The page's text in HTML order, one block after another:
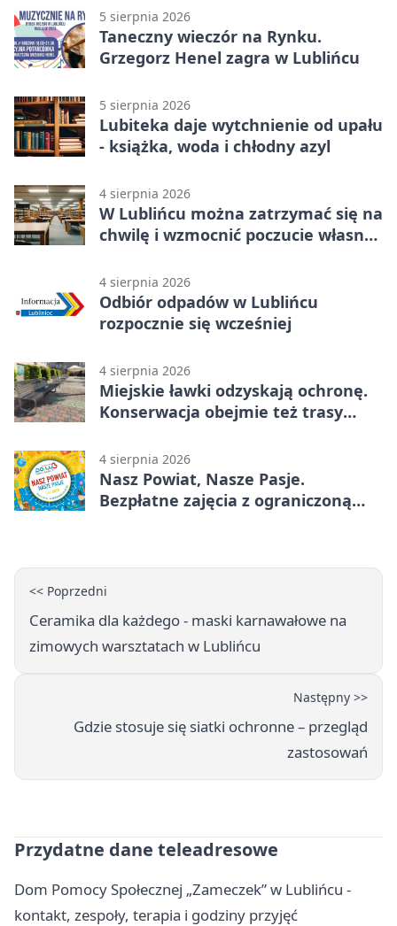
5 sierpnia 2026
Taneczny wieczór na Rynku.
Grzegorz Henel zagra w Lublińcu
5 sierpnia 2026
Lubiteka daje wytchnienie od upału
- książka, woda i chłodny azyl
4 sierpnia 2026
W Lublińcu można zatrzymać się na
chwilę i wzmocnić poczucie własnej
4 sierpnia 2026
Odbiór odpadów w Lublińcu
rozpocznie się wcześniej
4 sierpnia 2026
Miejskie ławki odzyskają ochronę.
Konserwacja obejmie też trasy
4 sierpnia 2026
Nasz Powiat, Nasze Pasje.
Bezpłatne zajęcia z ograniczoną
<< Poprzedni
Ceramika dla każdego - maski karnawałowe na
zimowych warsztatach w Lublińcu
Następny >>
Gdzie stosuje się siatki ochronne – przegląd
zastosowań
Przydatne dane teleadresowe
Dom Pomocy Społecznej „Zameczek” w Lublińcu -
kontakt, zespoły, terapia i godziny przyjęć